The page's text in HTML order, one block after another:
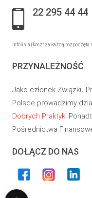
22 295 44 44
Infolinia (koszt za każdą rozpoczętą
PRZYNALEŻNOŚĆ
Jako członek Związku
Polsce prowadzimy
Dobrych Praktyk.
Pośrednictwa
DOŁĄCZ DO NAS